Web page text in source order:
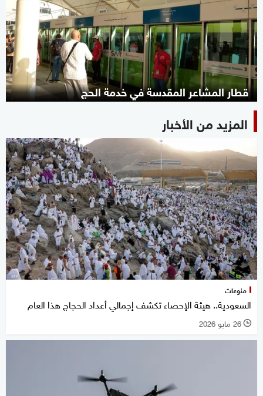
قطار المشاعر المقدسة في خدمة الحج
المزيد من الأخبار
منوعات
السعودية.. هيئة الإحصاء تكشف إجمالي أعداد الحجاج هذا العام
l 26 مايو 2026